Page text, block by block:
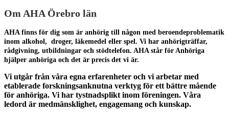
Om AHA Örebro län
AHA finns för dig som är anhörig till någon med beroendeproblematik
inom alkohol, droger, läkemedel eller spel. Vi har anhörigträffar,
rådgivning, utbildningar och stödtelefon. AHA står för Anhöriga
hjälper anhöriga och det är precis det vi är.
Vi utgår från våra egna erfarenheter och vi arbetar med
etablerade forskningsanknutna verktyg för ett bättre mående
för anhöriga. Vi har tystnadsplikt inom föreningen. Våra
ledord är medmänsklighet, engagemang och kunskap.